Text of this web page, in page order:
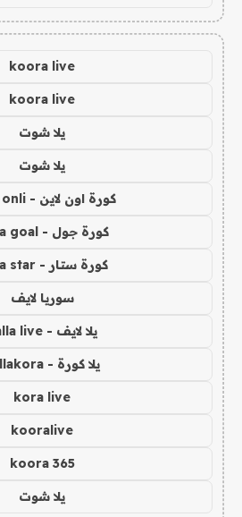
koora live
koora live
يلا شوت
يلا شوت
كورة اون لاين - kora onli
كورة جول - kora goal
كورة ستار - kora star
سوريا لايف
يلا لايف - yalla live
يلا كورة - yallakora
kora live
kooralive
koora 365
يلا شوت